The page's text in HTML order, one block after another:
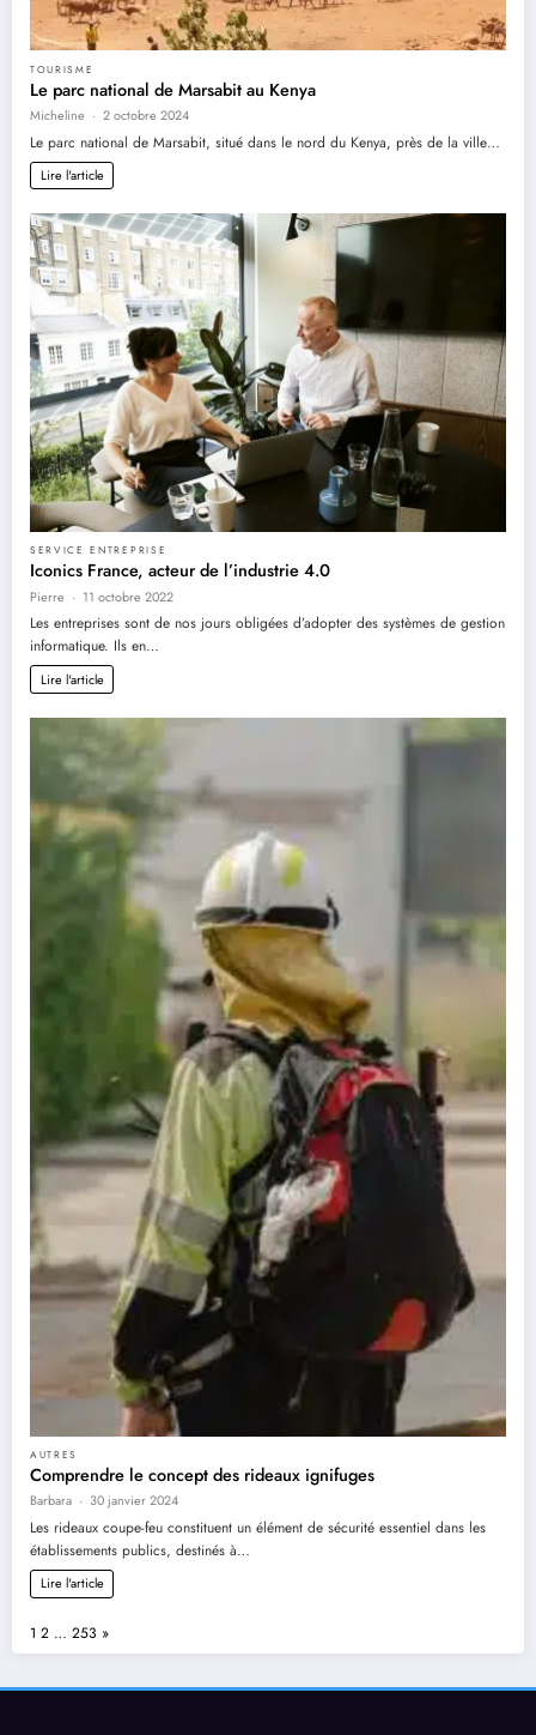
TOURISME
Le parc national de Marsabit au Kenya
Micheline 2 octobre 2024
Le parc national de Marsabit, situé dans le nord du Kenya, près de la ville…
Lire l'article
SERVICE ENTREPRISE
Iconics France, acteur de l’industrie 4.0
Pierre 11 octobre 2022
Les entreprises sont de nos jours obligées d’adopter des systèmes de gestion
informatique. Ils en…
Lire l'article
AUTRES
Comprendre le concept des rideaux ignifuges
Barbara 30 janvier 2024
Les rideaux coupe-feu constituent un élément de sécurité essentiel dans les
établissements publics, destinés à…
Lire l'article
Page:
1 2 … 253 Next
»